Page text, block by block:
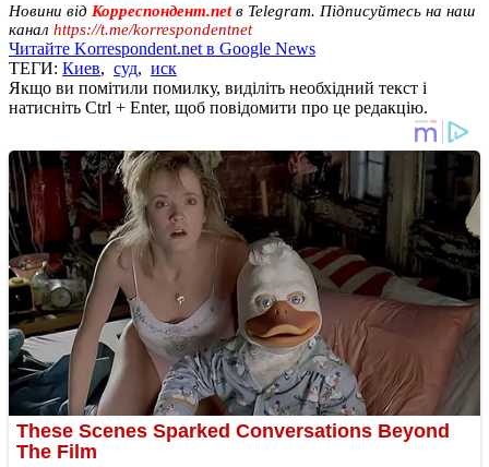
Новини від Корреспондент.netв Telegram. Підписуйтесь на наш
канал https://t.me/korrespondentnet
Читайте Korrespondent.net в Google News
ТЕГИ: Киев, суд, иск
Якщо ви помітили помилку, виділіть необхідний текст і
натисніть Ctrl + Enter, щоб повідомити про це редакцію.